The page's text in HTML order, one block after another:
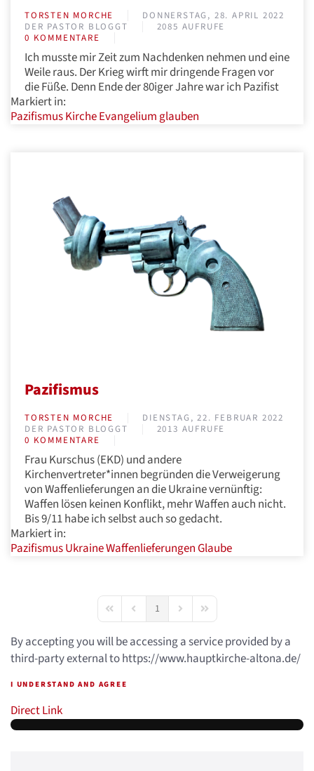
TORSTEN MORCHE
DONNERSTAG, 28. APRIL 2022
DER PASTOR BLOGGT
2085 AUFRUFE
0 KOMMENTARE
Ich musste mir Zeit zum Nachdenken nehmen und eine
Weile raus. Der Krieg wirft mir dringende Fragen vor
die Füße. Denn Ende der 80iger Jahre war ich Pazifist
Markiert in:
PazifismusKircheEvangeliumglauben
Pazifismus
TORSTEN MORCHE
DIENSTAG, 22. FEBRUAR 2022
DER PASTOR BLOGGT
2013 AUFRUFE
0 KOMMENTARE
Frau Kurschus (EKD) und andere
Kirchenvertreter*innen begründen die Verweigerung
von Waffenlieferungen an die Ukraine vernünftig:
Waffen lösen keinen Konflikt, mehr Waffen auch nicht.
Bis 9/11 habe ich selbst auch so gedacht.
Markiert in:
PazifismusUkraineWaffenlieferungen Glaube
First PagePrevious Page
1 Next PageLast Page
By accepting you will be accessing a service provided by a
third-party external to https://www.hauptkirche-altona.de/
I UNDERSTAND AND AGREE
Direct Link